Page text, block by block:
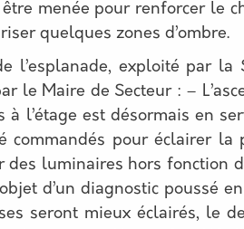
menée pour renforcer le
quelques zones d’ombre.
l’esplanade, exploité par la
le Maire de Secteur : –
à l’étage est désormais en
commandés pour éclairer
des luminaires hors fonction
d’un diagnostic poussé
seront mieux éclairés, le